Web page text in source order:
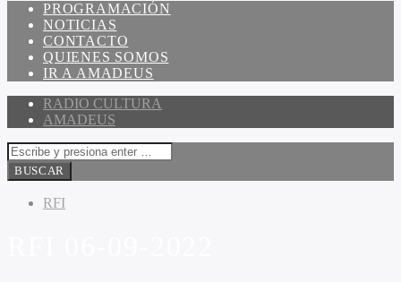
PROGRAMACIÓN
NOTICIAS
CONTACTO
QUIENES SOMOS
IR A AMADEUS
RADIO CULTURA
AMADEUS
RFI